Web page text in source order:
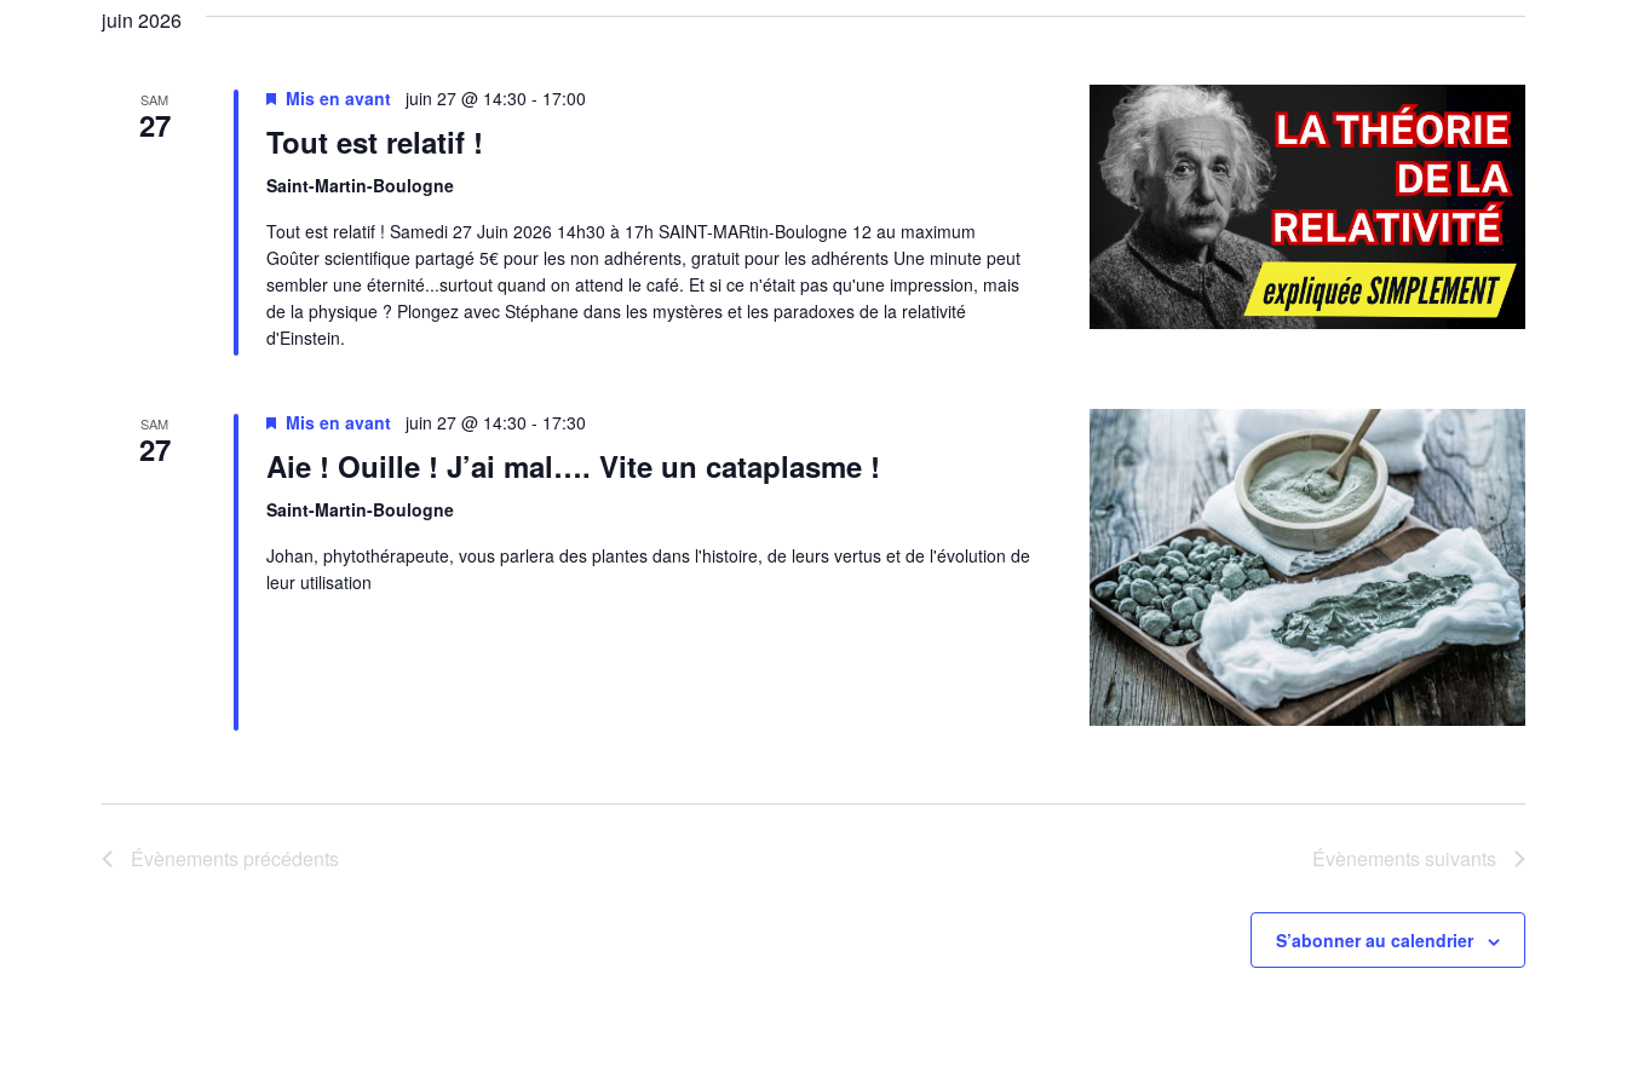
Évènements
juin 2026
SAM
27
Mis en avant juin 27 @ 14:30 - 17:00
Tout est relatif !
Saint-Martin-Boulogne
Tout est relatif ! Samedi 27 Juin 2026 14h30 à 17h SAINT-MARtin-Boulogne 12 au maximum
Goûter scientifique partagé 5€ pour les non adhérents, gratuit pour les adhérents Une minute peut
sembler une éternité...surtout quand on attend le café. Et si ce n'était pas qu'une impression, mais
de la physique ? Plongez avec Stéphane dans les mystères et les paradoxes de la relativité
d'Einstein.
SAM
27
Mis en avant juin 27 @ 14:30 - 17:30
Aie ! Ouille ! J’ai mal…. Vite un cataplasme !
Saint-Martin-Boulogne
Johan, phytothérapeute, vous parlera des plantes dans l'histoire, de leurs vertus et de l'évolution de
leur utilisation
Évènements précédents Évènements suivants
S’abonner au calendrier